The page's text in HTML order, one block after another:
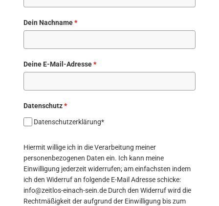
Dein Nachname*
Deine E-Mail-Adresse*
Datenschutz*
Datenschutzerklärung*
Hiermit willige ich in die Verarbeitung meiner
personenbezogenen Daten ein. Ich kann meine
Einwilligung jederzeit widerrufen; am einfachsten indem
ich den Widerruf an folgende E-Mail Adresse schicke:
info@zeitlos-einach-sein.de Durch den Widerruf wird die
Rechtmäßigkeit der aufgrund der Einwilligung bis zum